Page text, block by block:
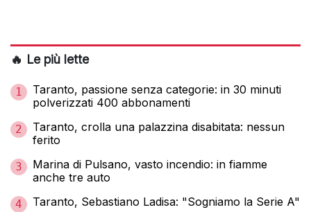
🔥 Le più lette
1
Taranto, passione senza categorie: in 30 minuti
polverizzati 400 abbonamenti
2
Taranto, crolla una palazzina disabitata: nessun
ferito
3
Marina di Pulsano, vasto incendio: in fiamme
anche tre auto
4 Taranto, Sebastiano Ladisa: "Sogniamo la Serie A"